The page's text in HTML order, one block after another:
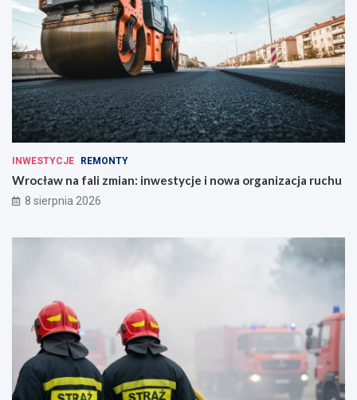
INWESTYCJE REMONTY
Wrocław na fali zmian: inwestycje i nowa organizacja ruchu
8 sierpnia 2026